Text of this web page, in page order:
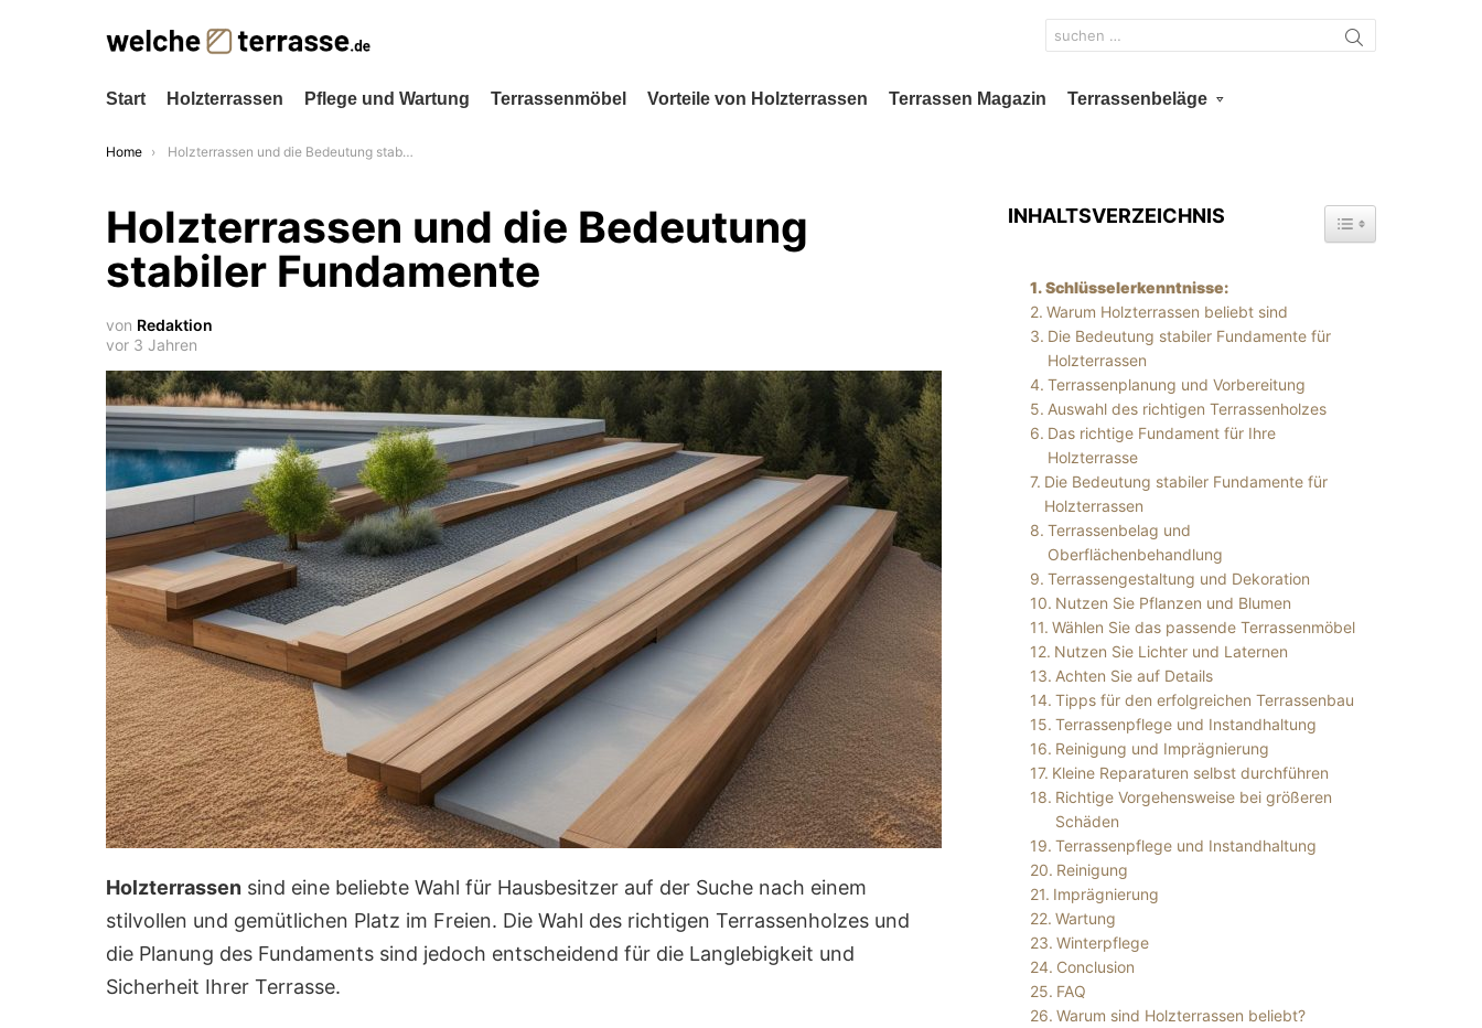
Search
for:
Start Holzterrassen Pflege und Wartung Terrassenmöbel Vorteile von Holzterrassen Terrassen Magazin Terrassenbeläge
You are here:
Home Holzterrassen und die Bedeutung stabiler Fundamente
Holzterrassen und die Bedeutung
stabiler Fundamente
von Redaktion
vor 3 Jahren
Holzterrassen sind eine beliebte Wahl für Hausbesitzer auf der Suche nach einem
stilvollen und gemütlichen Platz im Freien. Die Wahl des richtigen Terrassenholzes und
die Planung des Fundaments sind jedoch entscheidend für die Langlebigkeit und
Sicherheit Ihrer Terrasse.
INHALTSVERZEICHNIS TOGGLE TABLE OF
Schlüsselerkenntnisse:
Warum Holzterrassen beliebt sind
Die Bedeutung stabiler Fundamente für
Holzterrassen
Terrassenplanung und Vorbereitung
Auswahl des richtigen Terrassenholzes
Das richtige Fundament für Ihre
Holzterrasse
Die Bedeutung stabiler Fundamente für
Holzterrassen
Terrassenbelag und
Oberflächenbehandlung
Terrassengestaltung und Dekoration
Nutzen Sie Pflanzen und Blumen
Wählen Sie das passende Terrassenmöbel
Nutzen Sie Lichter und Laternen
Achten Sie auf Details
Tipps für den erfolgreichen Terrassenbau
Terrassenpflege und Instandhaltung
Reinigung und Imprägnierung
Kleine Reparaturen selbst durchführen
Richtige Vorgehensweise bei größeren
Schäden
Terrassenpflege und Instandhaltung
Reinigung
Imprägnierung
Wartung
Winterpflege
Conclusion
FAQ
Warum sind Holzterrassen beliebt?